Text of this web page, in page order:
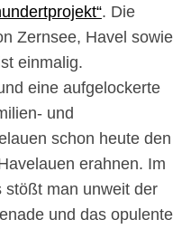
. Die
Zernsee, Havel sowie
einmalig.
eine aufgelockerte
und
schon heute den
erahnen. Im
stößt man unweit der
und das opulente